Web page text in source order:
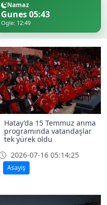
Namaz
Gunes 05:43
Ogle: 12:49
Hatay’da 15 Temmuz anma
programında vatandaşlar
tek yürek oldu
2026-07-16 05:14:25
Asayiş